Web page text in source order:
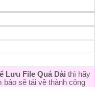
Lưu File Quá Dài thì hãy
bảo sẽ tải về thành công